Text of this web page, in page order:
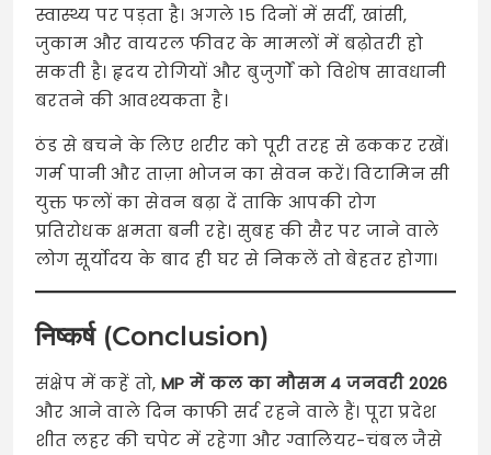
स्वास्थ्य पर पड़ता है। अगले 15 दिनों में सर्दी, खांसी,
जुकाम और वायरल फीवर के मामलों में बढ़ोतरी हो
सकती है। हृदय रोगियों और बुजुर्गों को विशेष सावधानी
बरतने की आवश्यकता है।
ठंड से बचने के लिए शरीर को पूरी तरह से ढककर रखें।
गर्म पानी और ताज़ा भोजन का सेवन करें। विटामिन सी
युक्त फलों का सेवन बढ़ा दें ताकि आपकी रोग
प्रतिरोधक क्षमता बनी रहे। सुबह की सैर पर जाने वाले
लोग सूर्योदय के बाद ही घर से निकलें तो बेहतर होगा।
निष्कर्ष (Conclusion)
संक्षेप में कहें तो, MP में कल का मौसम 4 जनवरी 2026
और आने वाले दिन काफी सर्द रहने वाले हैं। पूरा प्रदेश
शीत लहर की चपेट में रहेगा और ग्वालियर-चंबल जैसे